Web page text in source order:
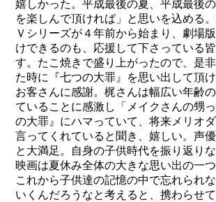
嬉しかった。平成最後の夏、平成最後の
を楽しんで頂ければ」と思いを込める
Ｖシリーズが４年前から始まり、劇場
けできるのも、応援して下さっている
す。たこ焼きで盛り上がったので、是
た時に『七つの大罪』を思い出して頂
お客さんに感謝。梶さんは幅広い年齢
ていることに感激し「メイクさんの甥
の大罪』にハマっていて、将来メリオ
言ってくれていると聞き、嬉しい。声優
と大満足。自身の子供時代を振り返り
映画は夏休み全体の大きな思い出の一つ
これから子供達の記憶の中で忘れられ
いくんだろうなと考えると、携わらせ